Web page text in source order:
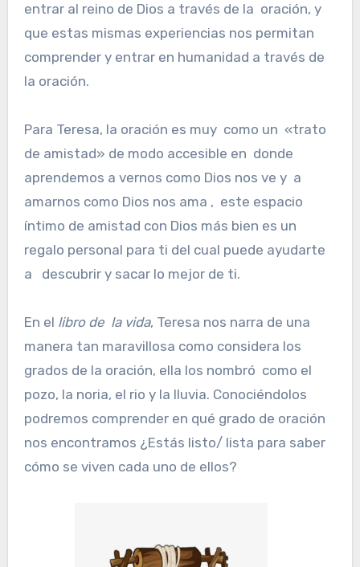
entrar al reino de Dios a través de la oración, y
que estas mismas experiencias nos permitan
comprender y entrar en humanidad a través de
la oración.
Para Teresa, la oración es muy como un «trato
de amistad» de modo accesible en donde
aprendemos a vernos como Dios nos ve y a
amarnos como Dios nos ama , este espacio
íntimo de amistad con Dios más bien es un
regalo personal para ti del cual puede ayudarte
a descubrir y sacar lo mejor de ti.
En el libro de la vida, Teresa nos narra de una
manera tan maravillosa como considera los
grados de la oración, ella los nombró como el
pozo, la noria, el rio y la lluvia. Conociéndolos
podremos comprender en qué grado de oración
nos encontramos ¿Estás listo/ lista para saber
cómo se viven cada uno de ellos?